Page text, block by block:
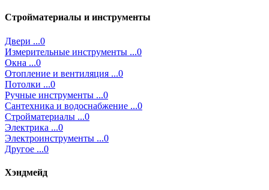
Стройматериалы и инструменты
Двери ...0
Измерительные инструменты ...0
Окна ...0
Отопление и вентиляция ...0
Потолки ...0
Ручные инструменты ...0
Сантехника и водоснабжение ...0
Стройматериалы ...0
Электрика ...0
Электроинструменты ...0
Другое ...0
Хэндмейд